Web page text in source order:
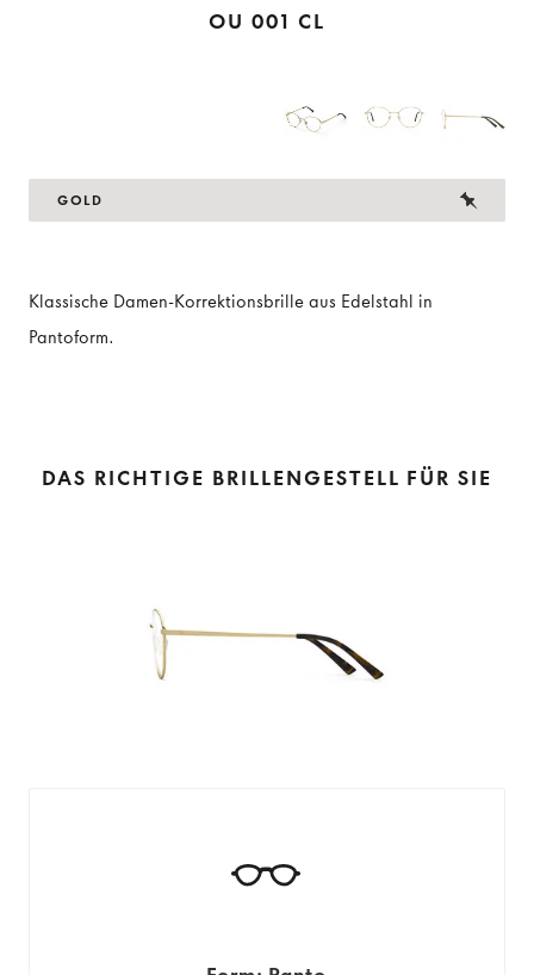
OU 001 CL
GOLD
Klassische Damen-Korrektionsbrille aus Edelstahl in
Pantoform.
DAS RICHTIGE BRILLENGESTELL FÜR SIE